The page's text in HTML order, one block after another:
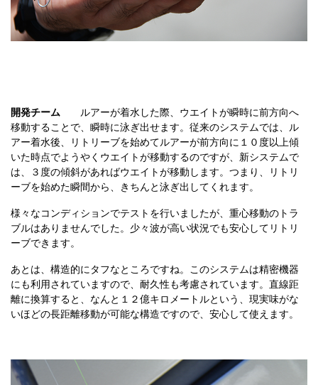
開発チーム ルアーが着水した際、ウエイトが瞬時に前方向へ
移動することで、瞬時に泳ぎ出せます。従来のシステムでは、ル
アー着水後、リトリーブを始めてルアーが前方向に１０度以上傾
いた時点でようやくウエイトが移動するのですが、新システムで
は、３度の傾斜があればウエイトが移動します。つまり、リトリ
ーブを始めた瞬間から、きちんと泳ぎ出してくれます。
様々なコンディションでテストを行いましたが、重心移動のトラ
ブルはありませんでした。少々波が高い状況でも安心してリトリ
ーブできます。
あとは、構造的にタフなところですね。このシステムは精密機器
にも利用されていますので、耐久性も考慮されています。直線距
離に換算すると、なんと１２億キロメートルという、現実味がな
いほどの長距離移動が可能な構造ですので、安心して使えます。